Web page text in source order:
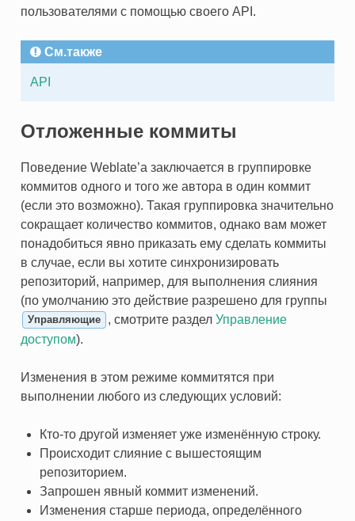
пользователями с помощью своего API.
См.также
API
Отложенные коммиты
Поведение Weblate’а заключается в группировке
коммитов одного и того же автора в один коммит
(если это возможно). Такая группировка значительно
сокращает количество коммитов, однако вам может
понадобиться явно приказать ему сделать коммиты
в случае, если вы хотите синхронизировать
репозиторий, например, для выполнения слияния
(по умолчанию это действие разрешено для группы
Управляющие , смотрите раздел Управление
доступом).
Изменения в этом режиме коммитятся при
выполнении любого из следующих условий:
Кто-то другой изменяет уже изменённую строку.
Происходит слияние с вышестоящим
репозиторием.
Запрошен явный коммит изменений.
Изменения старше периода, определённого